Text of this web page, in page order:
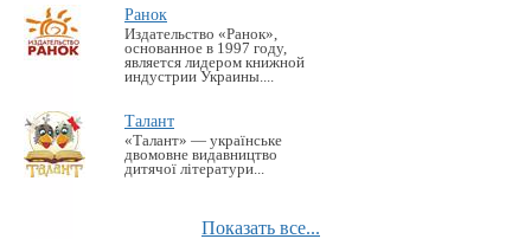
Ранок
Издательство «Ранок»,
основанное в 1997 году,
является лидером книжной
индустрии Украины....
Талант
«Талант» — українське
двомовне видавництво
дитячої літератури...
Показать все...